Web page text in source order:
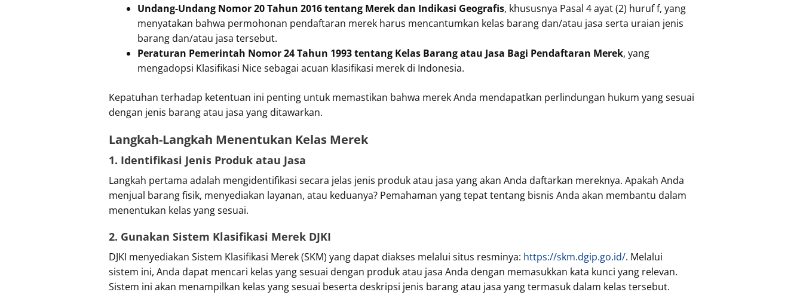
Undang-Undang Nomor 20 Tahun 2016 tentang Merek dan Indikasi Geografis, khususnya Pasal 4 ayat (2) huruf f, yang
menyatakan bahwa permohonan pendaftaran merek harus mencantumkan kelas barang dan/atau jasa serta uraian jenis
barang dan/atau jasa tersebut.
Peraturan Pemerintah Nomor 24 Tahun 1993 tentang Kelas Barang atau Jasa Bagi Pendaftaran Merek, yang
mengadopsi Klasifikasi Nice sebagai acuan klasifikasi merek di Indonesia.
Kepatuhan terhadap ketentuan ini penting untuk memastikan bahwa merek Anda mendapatkan perlindungan hukum yang sesuai
dengan jenis barang atau jasa yang ditawarkan.
Langkah-Langkah Menentukan Kelas Merek
1. Identifikasi Jenis Produk atau Jasa
Langkah pertama adalah mengidentifikasi secara jelas jenis produk atau jasa yang akan Anda daftarkan mereknya. Apakah Anda
menjual barang fisik, menyediakan layanan, atau keduanya? Pemahaman yang tepat tentang bisnis Anda akan membantu dalam
menentukan kelas yang sesuai.
2. Gunakan Sistem Klasifikasi Merek DJKI
DJKI menyediakan Sistem Klasifikasi Merek (SKM) yang dapat diakses melalui situs resminya: https://skm.dgip.go.id/. Melalui
sistem ini, Anda dapat mencari kelas yang sesuai dengan produk atau jasa Anda dengan memasukkan kata kunci yang relevan.
Sistem ini akan menampilkan kelas yang sesuai beserta deskripsi jenis barang atau jasa yang termasuk dalam kelas tersebut.